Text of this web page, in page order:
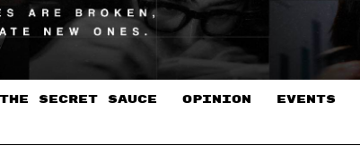
THE SECRET SAUCE​ OPINION EVENTS